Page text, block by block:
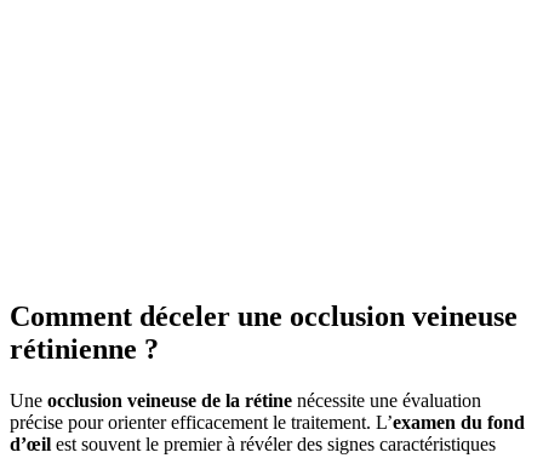
Comment déceler une occlusion veineuse
rétinienne ?
Une occlusion veineuse de la rétine nécessite une évaluation
précise pour orienter efficacement le traitement. L’examen du fond
d’œil est souvent le premier à révéler des signes caractéristiques